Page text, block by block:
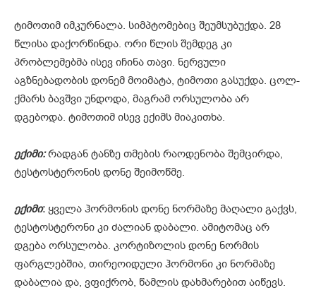
ტიმოთიმ იმკურნალა. სიმპტომებიც შეუმსუბუქდა. 28
წლისა დაქორწინდა. ორი წლის შემდეგ კი
პრობლემებმა ისევ იჩინა თავი. ნერვული
აგზნებადობის დონემ მოიმატა, ტიმოთი გასუქდა. ცოლ-
ქმარს ბავშვი უნდოდა, მაგრამ ორსულობა არ
დგებოდა. ტიმოთიმ ისევ ექიმს მიაკითხა.
ექიმი:რადგან ტანზე თმების რაოდენობა შემცირდა,
ტესტოსტერონის დონე შეიმოწმე.
ექიმი: ყველა ჰორმონის დონე ნორმაზე მაღალი გაქვს,
ტესტოსტერონი კი ძალიან დაბალი. ამიტომაც არ
დგება ორსულობა. კორტიზოლის დონე ნორმის
ფარგლებშია, თირეოიდული ჰორმონი კი ნორმაზე
დაბალია და, ვფიქრობ, წამლის დახმარებით აიწევს.